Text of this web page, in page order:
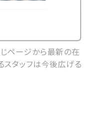
ページから最新の在
スタッフは今後広げる